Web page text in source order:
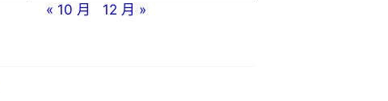
« 10 月
12 月 »